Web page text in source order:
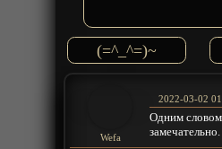
(=^_^=)~
Wefa
2022-03-02
Одним
замечательно.